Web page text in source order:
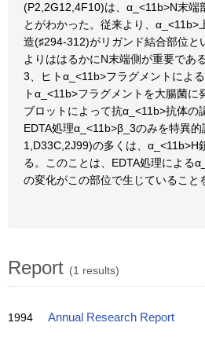
(P2,2G12,4F10)は、α_<11b>N末端
とがわかった。従来より、α_<11b>
造(♯294-312)がリガンド結合部位と
よりははるかにN末端側が重要であ
3、ヒトα_<11b>フラグメントによ
トα_<11b>フラグメントを大腸菌に
ブロットによって抗α_<11b>抗体の
EDTA処理α_<11b>β_3のみを特異
1,D33C,2J99)の多くは、α_<11b>H
る。このことは、EDTA処理による
の変化がこの部位で生じていること
Report (1 results)
1994 Annual Research Report